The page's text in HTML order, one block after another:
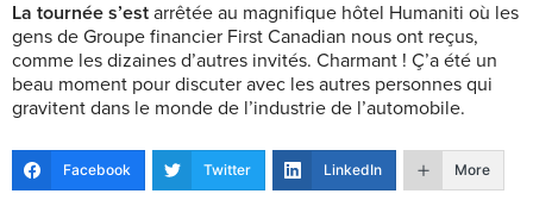
La tournée s’est arrêtée au magnifique hôtel Humaniti où les
gens de Groupe financier First Canadian nous ont reçus,
comme les dizaines d’autres invités. Charmant ! Ç’a été un
beau moment pour discuter avec les autres personnes qui
gravitent dans le monde de l’industrie de l’automobile.
Facebook Twitter LinkedIn More